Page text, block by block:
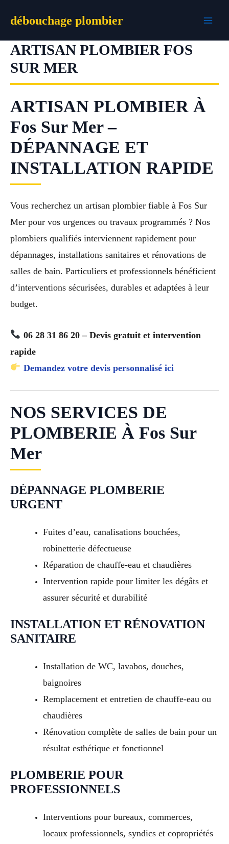
débouchage plombier
ARTISAN PLOMBIER FOS
SUR MER
ARTISAN PLOMBIER À
Fos Sur Mer –
DÉPANNAGE ET
INSTALLATION RAPIDE
Vous recherchez un artisan plombier fiable à Fos Sur
Mer pour vos urgences ou travaux programmés ? Nos
plombiers qualifiés interviennent rapidement pour
dépannages, installations sanitaires et rénovations de
salles de bain. Particuliers et professionnels bénéficient
d’interventions sécurisées, durables et adaptées à leur
budget.
06 28 31 86 20 – Devis gratuit et intervention
rapide
Demandez votre devis personnalisé ici
NOS SERVICES DE
PLOMBERIE À Fos Sur
Mer
DÉPANNAGE PLOMBERIE
URGENT
Fuites d’eau, canalisations bouchées,
robinetterie défectueuse
Réparation de chauffe-eau et chaudières
Intervention rapide pour limiter les dégâts et
assurer sécurité et durabilité
INSTALLATION ET RÉNOVATION
SANITAIRE
Installation de WC, lavabos, douches,
baignoires
Remplacement et entretien de chauffe-eau ou
chaudières
Rénovation complète de salles de bain pour un
résultat esthétique et fonctionnel
PLOMBERIE POUR
PROFESSIONNELS
Interventions pour bureaux, commerces,
locaux professionnels, syndics et copropriétés